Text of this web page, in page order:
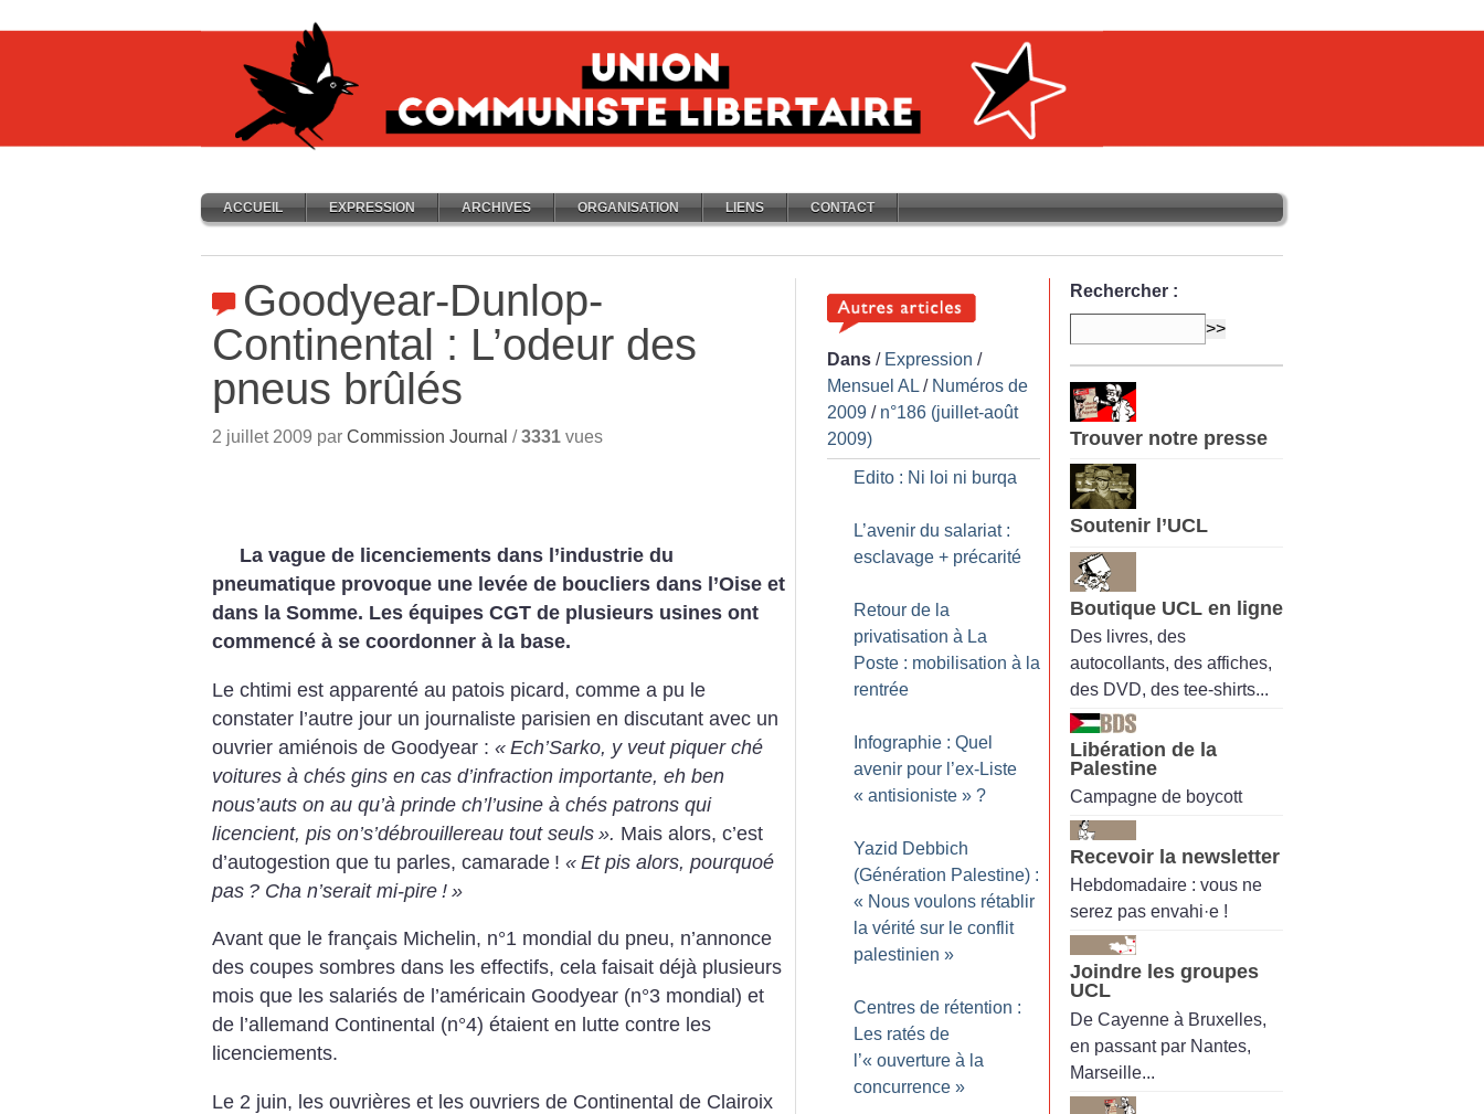
ACCUEIL EXPRESSION ARCHIVES ORGANISATION LIENS CONTACT
Goodyear-Dunlop-
Continental : L’odeur des
pneus brûlés
2 juillet 2009 par Commission Journal /3331 vues
La vague de licenciements dans l’industrie du
pneumatique provoque une levée de boucliers dans l’Oise et
dans la Somme. Les équipes CGT de plusieurs usines ont
commencé à se coordonner à la base.
Le chtimi est apparenté au patois picard, comme a pu le
constater l’autre jour un journaliste parisien en discutant avec un
ouvrier amiénois de Goodyear : « Ech’Sarko, y veutpiquer ché
voitures à chés gins en cas d’infraction importante, eh ben
nous’auts on au qu’à prinde ch’l’usine à chés patrons qui
licencient, pis on’s’débrouillereau tout seuls ». Mais alors, c’est
d’autogestion que tu parles, camarade ! « Et pis alors, pourquoé
pas ? Cha n’serait mi-pire ! »
Avant que le français Michelin, n°1 mondial du pneu, n’annonce
des coupes sombres dans les effectifs, cela faisait déjà plusieurs
mois que les salariés de l’américain Goodyear (n°3 mondial) et
de l’allemand Continental (n°4) étaient en lutte contre les
licenciements.
Le 2 juin, les ouvrières et les ouvriers de Continental de Clairoix
Dans / Expression /
Mensuel AL / Numéros de
2009 / n°186 (juillet-août
2009)
Edito : Ni loi ni burqa
L’avenir du salariat :
esclavage + précarité
Retour de la
privatisation à La
Poste : mobilisation à la
rentrée
Infographie : Quel
avenir pour l’ex-Liste
« antisioniste » ?
Yazid Debbich
(Génération Palestine) :
« Nous voulons rétablir
la vérité sur le conflit
palestinien »
Centres de rétention :
Les ratés de
l’« ouverture à la
concurrence »
Rechercher :
Trouver notre presse
Soutenir l’UCL
Boutique UCL en ligne
Des livres, des
autocollants, des affiches,
des DVD, des tee-shirts...
Libération de la
Palestine
Campagne de boycott
Recevoir la newsletter
Hebdomadaire : vous ne
serez pas envahi·e !
Joindre les groupes
UCL
De Cayenne à Bruxelles,
en passant par Nantes,
Marseille...